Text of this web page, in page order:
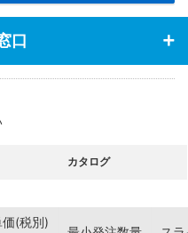
口
カタログ
(税別)